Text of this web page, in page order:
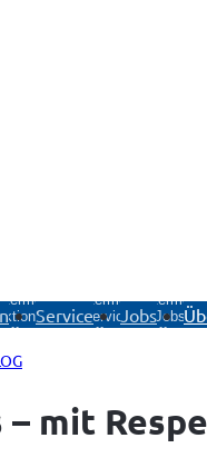
öffnen
Service
Untermenü
Service
öffnen
Jobs
Untermenü
Jobs
öffnen
mit